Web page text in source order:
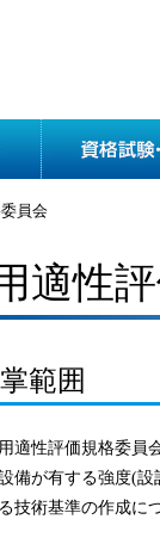
協会案内
員会
適性
範囲
適性評価規格委員
備が有する強度(
技術基準の作成に